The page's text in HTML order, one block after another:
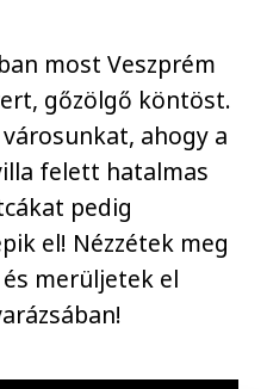
most Veszprém
gőzölgő köntöst.
ahogy a
felett hatalmas
pedig
el! Nézzétek meg
merüljetek el